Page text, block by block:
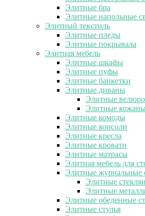
Элитные бра
Элитные напольные
Элитный текстиль
Элитные пледы
Элитные покрывала
Элитная мебель
Элитные шкафы
Элитные пуфы
Элитные банкетки
Элитные диваны
Элитные
Элитные
Элитные комоды
Элитные консоли
Элитные кресла
Элитные кровати
Элитные матрасы
Элитная мебель для
Элитные журнальные
Элитные
Элитные
Элитные обеденные
Элитные стулья